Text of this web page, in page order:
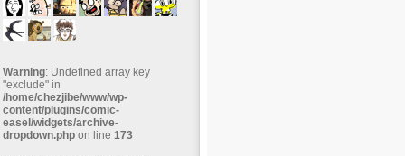
Warning: Undefined array key
"exclude" in
/home/chezjibe/www/wp-
content/plugins/comic-
easel/widgets/archive-
dropdown.php on line 173